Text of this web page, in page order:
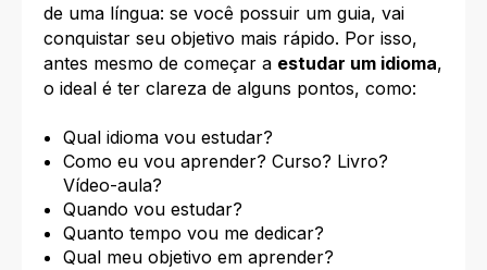
de uma língua: se você possuir um guia, vai
conquistar seu objetivo mais rápido. Por isso,
antes mesmo de começar a estudar um idioma,
o ideal é ter clareza de alguns pontos, como:
Qual idioma vou estudar?
Como eu vou aprender? Curso? Livro?
Vídeo-aula?
Quando vou estudar?
Quanto tempo vou me dedicar?
Qual meu objetivo em aprender?